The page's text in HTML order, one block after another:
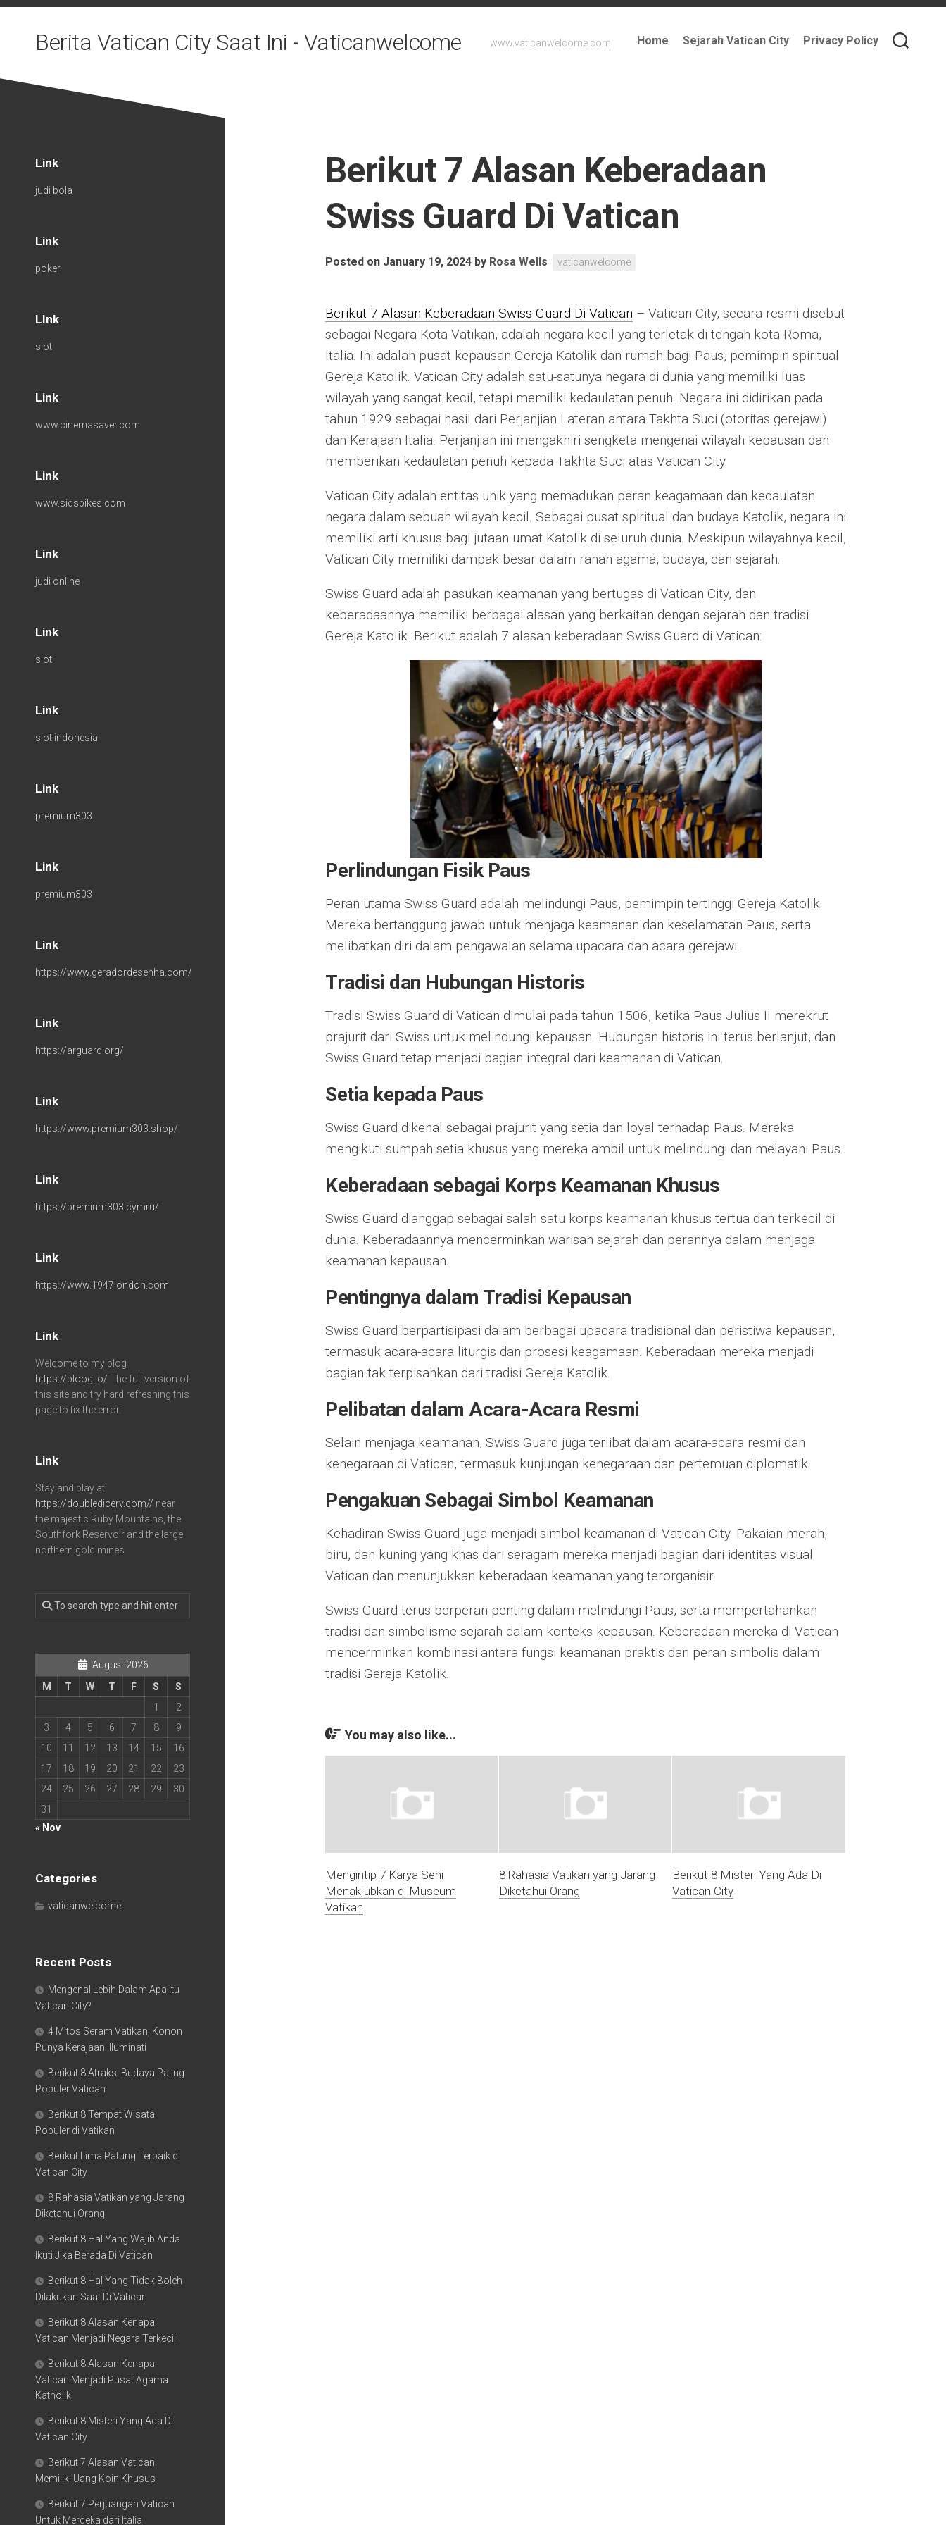
Skip
Berita Vatican City Saat Ini - Vaticanwelcome www.vaticanwelcome.com Home Sejarah Vatican City Privacy Policy
Berikut 7 Alasan Keberadaan
Swiss Guard Di Vatican
Posted on January 19, 2024 by Rosa Wells vaticanwelcome
Berikut 7 Alasan Keberadaan Swiss Guard Di Vatican – Vatican City, secara resmi disebut
sebagai Negara Kota Vatikan, adalah negara kecil yang terletak di tengah kota Roma,
Italia. Ini adalah pusat kepausan Gereja Katolik dan rumah bagi Paus, pemimpin spiritual
Gereja Katolik. Vatican City adalah satu-satunya negara di dunia yang memiliki luas
wilayah yang sangat kecil, tetapi memiliki kedaulatan penuh. Negara ini didirikan pada
tahun 1929 sebagai hasil dari Perjanjian Lateran antara Takhta Suci (otoritas gerejawi)
dan Kerajaan Italia. Perjanjian ini mengakhiri sengketa mengenai wilayah kepausan dan
memberikan kedaulatan penuh kepada Takhta Suci atas Vatican City.
Vatican City adalah entitas unik yang memadukan peran keagamaan dan kedaulatan
negara dalam sebuah wilayah kecil. Sebagai pusat spiritual dan budaya Katolik, negara ini
memiliki arti khusus bagi jutaan umat Katolik di seluruh dunia. Meskipun wilayahnya kecil,
Vatican City memiliki dampak besar dalam ranah agama, budaya, dan sejarah.
Swiss Guard adalah pasukan keamanan yang bertugas di Vatican City, dan
keberadaannya memiliki berbagai alasan yang berkaitan dengan sejarah dan tradisi
Gereja Katolik. Berikut adalah 7 alasan keberadaan Swiss Guard di Vatican:
Perlindungan Fisik Paus
Peran utama Swiss Guard adalah melindungi Paus, pemimpin tertinggi Gereja Katolik.
Mereka bertanggung jawab untuk menjaga keamanan dan keselamatan Paus, serta
melibatkan diri dalam pengawalan selama upacara dan acara gerejawi.
Tradisi dan Hubungan Historis
Tradisi Swiss Guard di Vatican dimulai pada tahun 1506, ketika Paus Julius II merekrut
prajurit dari Swiss untuk melindungi kepausan. Hubungan historis ini terus berlanjut, dan
Swiss Guard tetap menjadi bagian integral dari keamanan di Vatican.
Setia kepada Paus
Swiss Guard dikenal sebagai prajurit yang setia dan loyal terhadap Paus. Mereka
mengikuti sumpah setia khusus yang mereka ambil untuk melindungi dan melayani Paus.
Keberadaan sebagai Korps Keamanan Khusus
Swiss Guard dianggap sebagai salah satu korps keamanan khusus tertua dan terkecil di
dunia. Keberadaannya mencerminkan warisan sejarah dan perannya dalam menjaga
keamanan kepausan.
Pentingnya dalam Tradisi Kepausan
Swiss Guard berpartisipasi dalam berbagai upacara tradisional dan peristiwa kepausan,
termasuk acara-acara liturgis dan prosesi keagamaan. Keberadaan mereka menjadi
bagian tak terpisahkan dari tradisi Gereja Katolik.
Pelibatan dalam Acara-Acara Resmi
Selain menjaga keamanan, Swiss Guard juga terlibat dalam acara-acara resmi dan
kenegaraan di Vatican, termasuk kunjungan kenegaraan dan pertemuan diplomatik.
Pengakuan Sebagai Simbol Keamanan
Kehadiran Swiss Guard juga menjadi simbol keamanan di Vatican City. Pakaian merah,
biru, dan kuning yang khas dari seragam mereka menjadi bagian dari identitas visual
Vatican dan menunjukkan keberadaan keamanan yang terorganisir.
Swiss Guard terus berperan penting dalam melindungi Paus, serta mempertahankan
tradisi dan simbolisme sejarah dalam konteks kepausan. Keberadaan mereka di Vatican
mencerminkan kombinasi antara fungsi keamanan praktis dan peran simbolis dalam
tradisi Gereja Katolik.
You may also like...
Mengintip 7 Karya Seni
Menakjubkan di Museum
Vatikan
8 Rahasia Vatikan yang Jarang
Diketahui Orang
Berikut 8 Misteri Yang Ada Di
Vatican City
Link
judi bola
Link
poker
LInk
slot
Link
www.cinemasaver.com
Link
www.sidsbikes.com
Link
judi online
Link
slot
Link
slot indonesia
Link
premium303
Link
premium303
Link
https://www.geradordesenha.com/
Link
https://arguard.org/
Link
https://www.premium303.shop/
Link
https://premium303.cymru/
Link
https://www.1947london.com
Link
Welcome to my blog
https://bloog.io/ The full version of
this site and try hard refreshing this
page to fix the error.
Link
Stay and play at
https://doubledicerv.com// near
the majestic Ruby Mountains, the
Southfork Reservoir and the large
northern gold mines
August 2026
M
T W T F S
S
1
2
3
4 5 6 7 8
9
10
11 12 13 14 15
16
17
18 19 20 21 22
23
24
25 26 27 28 29
30
31
« Nov
Categories
vaticanwelcome
Recent Posts
Mengenal Lebih Dalam Apa Itu
Vatican City?
4 Mitos Seram Vatikan, Konon
Punya Kerajaan Illuminati
Berikut 8 Atraksi Budaya Paling
Populer Vatican
Berikut 8 Tempat Wisata
Populer di Vatikan
Berikut Lima Patung Terbaik di
Vatican City
8 Rahasia Vatikan yang Jarang
Diketahui Orang
Berikut 8 Hal Yang Wajib Anda
Ikuti Jika Berada Di Vatican
Berikut 8 Hal Yang Tidak Boleh
Dilakukan Saat Di Vatican
Berikut 8 Alasan Kenapa
Vatican Menjadi Negara Terkecil
Berikut 8 Alasan Kenapa
Vatican Menjadi Pusat Agama
Katholik
Berikut 8 Misteri Yang Ada Di
Vatican City
Berikut 7 Alasan Vatican
Memiliki Uang Koin Khusus
Berikut 7 Perjuangan Vatican
Untuk Merdeka dari Italia